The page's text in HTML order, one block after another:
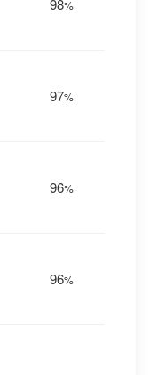
98%
97%
96%
96%